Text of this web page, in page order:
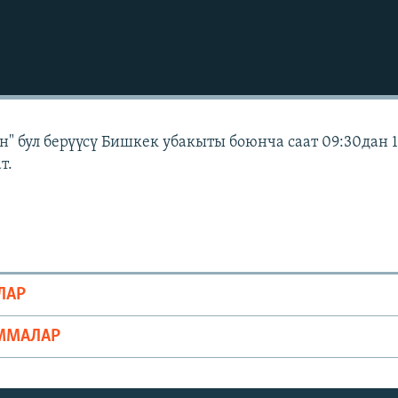
бул берүүсү Бишкек убакыты боюнча саат 09:30дан